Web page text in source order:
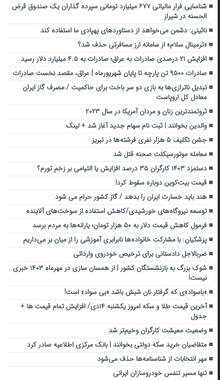
شناسایی فرار مالیاتی ۶۷۷ میلیارد تومانی سپرده گذاران یک صندوق قرض
الحسنه در شیراز
نائینی: دشمن می‌خواهد از دستاوردهای پهپادی ما استفاده کند
«ترمینال سلام» از سامانه ارز مسافرتی حذف شد؟
افزایش ۲۱ درصدی صادرات به عراق؛ صادرات به ۴.۵ میلیارد دلار رسید
صادرات ۹۵۰۰ تن پارچه تا پایان شهریورماه | عراق، مقصد نخست صادرات
تبدیل ناترازی‌ها به بازی دو سر باخت برای حاکمیت / مصرف گاز ایران
معادل کل اروپاست
ثروتمندترین زنان و مردان آمریکا در سال ۲۰۲۳
والدین بخوانند | ثبت نام سهام جدید آغاز شد + لینک
جشن تکلیف ۵ هزار نفری فرشته‌ها در تبریز
معامله موتورسیکلت صحنه قتل شد
دستمزد ۱۴۰۳ کارگران ۳۵ درصد افزایش یا التیامی بر زخم تورم؟
قیمت بیت‌کوین دوباره سقوط کرد!
هند باید خسارت ایران را بدهد / گاز کشور حرام می شود
توسعه نیروگاه‌های خورشیدی/کاهش استفاده از سوخت‌های آلاینده
فرمول کاهش قیمت دلار به ۵۰ هزار تومان؛ یارانه‌ها به مردم برسد
پزشکیان: با مشارکت خانواده‌ها نابرابری آموزشی را از میان بر می‌داریم
ضربالاجل دادستانی برای ترخیص خودروی وارداتی
شوک بزرگ به بازنشستگان کشور | از همسان سازی در مهرماه ۱۴۰۳ خبری
نیست!
«باسواد»ی که گرفتار نان شبش باشد «بی سواد» است!
آخرین قیمت طلا و سکه امروز یکشنبه ۱۴دی/ افزایش تمام قیمت ها +
جدول
وضعیت معیشت کارگران وخیم‌تر شد
متقاضیان خرید سکه دولتی بخوانند | بانک مرکزی اطلاعیه صادر کرد
مهر انتخابات از شناسنامه‌ها حذف می‌شود
تنها مسیر تنفس خودروسازان ایرانی